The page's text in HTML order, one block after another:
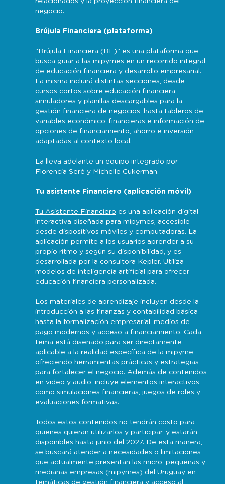
negocio.
Brújula Financiera (plataforma)
" Brújula Financiera (BF)" es una plataforma que
busca guiar a las mipymes en un recorrido integral
de educación financiera y desarrollo empresarial.
La misma incluirá distintas secciones, desde
cursos cortos sobre educación financiera,
simuladores y planillas descargables para la
gestión financiera de negocios, hasta tableros de
variables económico-financieras e información de
opciones de financiamiento, ahorro e inversión
adaptadas al contexto local.
La lleva adelante un equipo integrado por
Florencia Seré y Michelle Cukerman.
Tu asistente Financiero (aplicación móvil)
Tu Asistente Financiero es una aplicación digital
interactiva diseñada para mipymes, accesible
desde dispositivos móviles y computadoras. La
aplicación permite a los usuarios aprender a su
propio ritmo y según su disponibilidad, y es
desarrollada por la consultora Kepler. Utiliza
modelos de inteligencia artificial para ofrecer
educación financiera personalizada.
Los materiales de aprendizaje incluyen desde la
introducción a las finanzas y contabilidad básica
hasta la formalización empresarial, medios de
pago modernos y acceso a financiamiento. Cada
tema está diseñado para ser directamente
aplicable a la realidad específica de la mipyme,
ofreciendo herramientas prácticas y estrategias
para fortalecer el negocio. Además de contenidos
en video y audio, incluye elementos interactivos
como simulaciones financieras, juegos de roles y
evaluaciones formativas.
Todos estos contenidos no tendrán costo para
quienes quieran utilizarlos y participar, y estarán
disponibles hasta junio del 2027. De esta manera,
se buscará atender a necesidades o limitaciones
que actualmente presentan las micro, pequeñas y
medianas empresas (mipymes) del Uruguay en
temáticas de gestión financiera y acceso al